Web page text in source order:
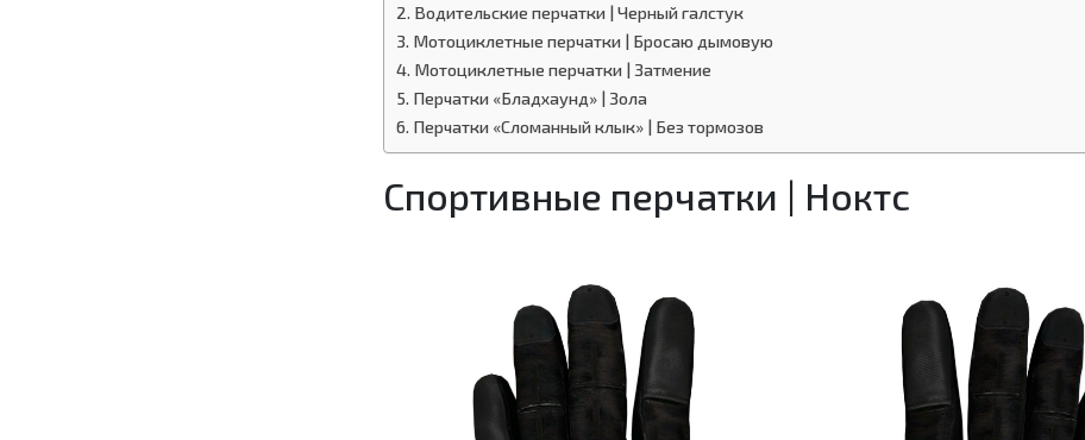
Водительские перчатки | Черный галстук
Мотоциклетные перчатки | Бросаю дымовую
Мотоциклетные перчатки | Затмение
Перчатки «Бладхаунд» | Зола
Перчатки «Сломанный клык» | Без тормозов
Спортивные перчатки | Ноктс